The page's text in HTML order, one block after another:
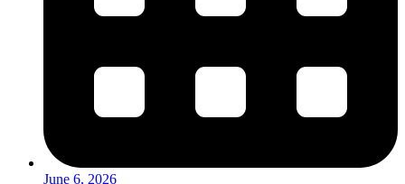
June 6, 2026